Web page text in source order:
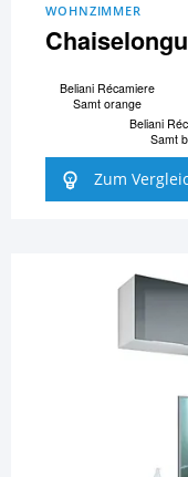
WOHNZIMMER
Beliani Ré­ca­mi­e­re
Samt orange
Beliani
Samt
Zum